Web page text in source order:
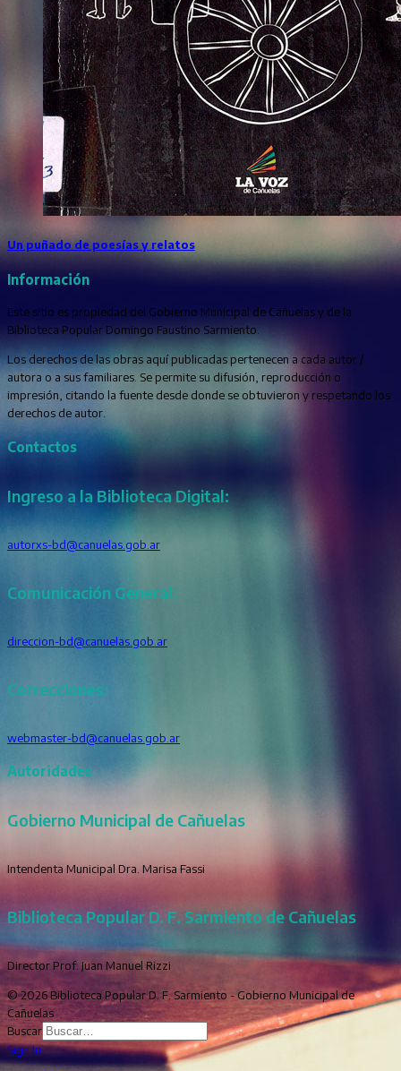
Un puñado de poesías y relatos
Información
Este sitio es propiedad del Gobierno Municipal de Cañuelas y de la
Biblioteca Popular Domingo Faustino Sarmiento.
Los derechos de las obras aquí publicadas pertenecen a cada autor /
autora o a sus familiares. Se permite su difusión, reproducción o
impresión, citando la fuente desde donde se obtuvieron y respetando los
derechos de autor.
Contactos
Ingreso a la Biblioteca Digital:
autorxs-bd@canuelas.gob.ar
Comunicación General:
direccion-bd@canuelas.gob.ar
Correcciones:
webmaster-bd@canuelas.gob.ar
Autoridades
Gobierno Municipal de Cañuelas
Intendenta Municipal Dra. Marisa Fassi
Biblioteca Popular D. F. Sarmiento de Cañuelas
Director Prof. Juan Manuel Rizzi
© 2026 Biblioteca Popular D. F. Sarmiento - Gobierno Municipal de
Cañuelas
Buscar
Sign In